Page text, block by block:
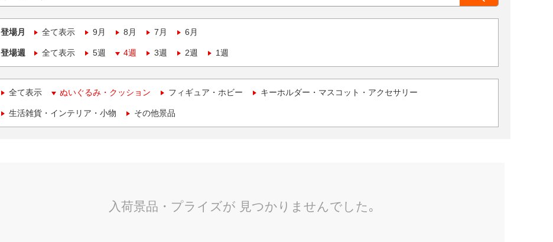
登場月 全て表示 9月 8月 7月 6月
登場週 全て表示 5週 4週 3週 2週 1週
全て表示 ぬいぐるみ・クッション フィギュア・ホビー キーホルダー・マスコット・アクセサリー
生活雑貨・インテリア・小物 その他景品